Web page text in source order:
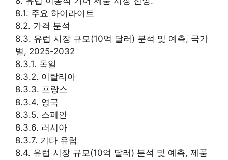
8.1. 주요 하이라이트
8.2. 가격 분석
8.3. 유럽 시장 규모(10억 달러) 분석 및 예측, 국가
별, 2025-2032
8.3.1. 독일
8.3.2. 이탈리아
8.3.3. 프랑스
8.3.4. 영국
8.3.5. 스페인
8.3.6. 러시아
8.3.7. 기타 유럽
8.4. 유럽 시장 규모(10억 달러) 분석 및 예측, 제품